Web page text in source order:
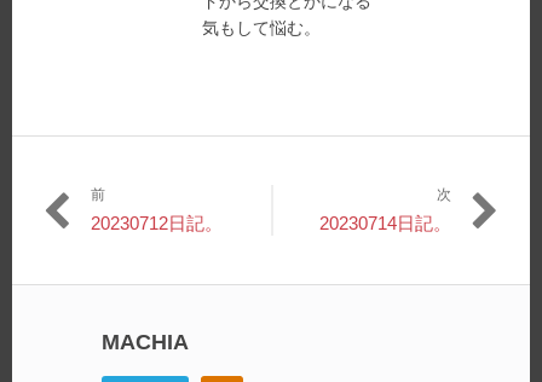
気もして悩む。
投
ナ
前
過
投
20230712日記。
次
稿:
20230714日記。
MACHIA